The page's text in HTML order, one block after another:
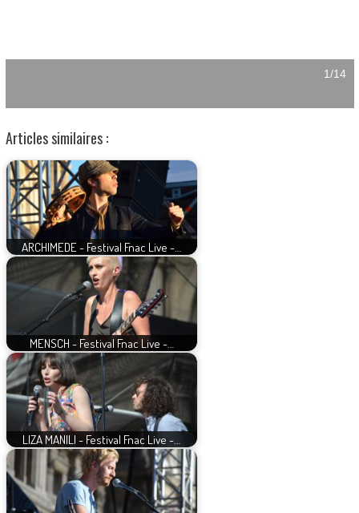
Articles similaires :
ARCHIMEDE - Festival Fnac Live -…
MENSCH - Festival Fnac Live -…
LIZA MANILI - Festival Fnac Live -…